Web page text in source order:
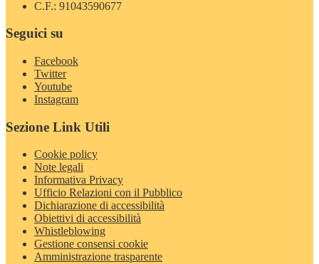
C.F.: 91043590677
Seguici su
Facebook
Twitter
Youtube
Instagram
Sezione Link Utili
Cookie policy
Note legali
Informativa Privacy
Ufficio Relazioni con il Pubblico
Dichiarazione di accessibilità
Obiettivi di accessibilità
Whistleblowing
Gestione consensi cookie
Amministrazione trasparente